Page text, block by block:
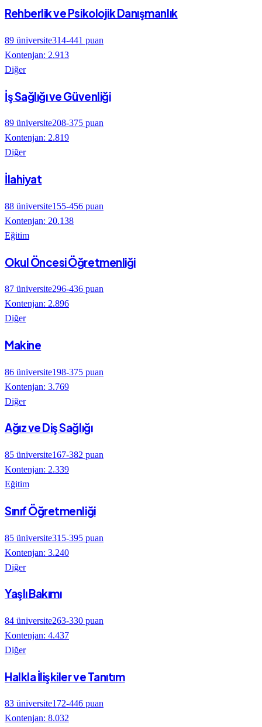
Rehberlik ve Psikolojik Danışmanlık
89 üniversite314-441 puan
Kontenjan: 2.913
Diğer
İş Sağlığı ve Güvenliği
89 üniversite208-375 puan
Kontenjan: 2.819
Diğer
İlahiyat
88 üniversite155-456 puan
Kontenjan: 20.138
Eğitim
Okul Öncesi Öğretmenliği
87 üniversite296-436 puan
Kontenjan: 2.896
Diğer
Makine
86 üniversite198-375 puan
Kontenjan: 3.769
Diğer
Ağız ve Diş Sağlığı
85 üniversite167-382 puan
Kontenjan: 2.339
Eğitim
Sınıf Öğretmenliği
85 üniversite315-395 puan
Kontenjan: 3.240
Diğer
Yaşlı Bakımı
84 üniversite263-330 puan
Kontenjan: 4.437
Diğer
Halkla İlişkiler ve Tanıtım
83 üniversite172-446 puan
Kontenjan: 8.032